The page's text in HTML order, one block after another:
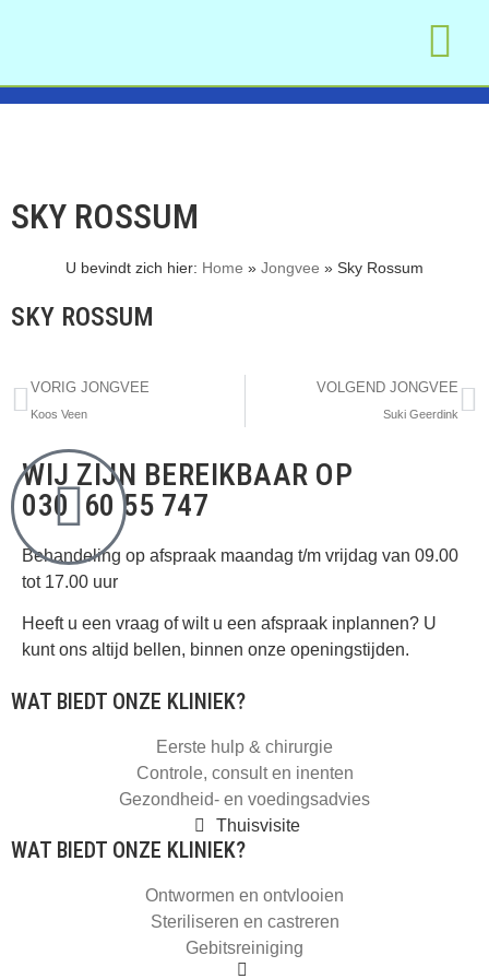
SKY ROSSUM
U bevindt zich hier: Home » Jongvee » Sky Rossum
SKY ROSSUM
VORIG JONGVEE
Koos Veen
VOLGEND JONGVEE
Suki Geerdink
WIJ ZIJN BEREIKBAAR OP
030 60 55 747
Behandeling op afspraak maandag t/m vrijdag van 09.00
tot 17.00 uur
Heeft u een vraag of wilt u een afspraak inplannen? U
kunt ons altijd bellen, binnen onze openingstijden.
WAT BIEDT ONZE KLINIEK?
Eerste hulp & chirurgie
Controle, consult en inenten
Gezondheid- en voedingsadvies
Thuisvisite
WAT BIEDT ONZE KLINIEK?
Ontwormen en ontvlooien
Steriliseren en castreren
Gebitsreiniging